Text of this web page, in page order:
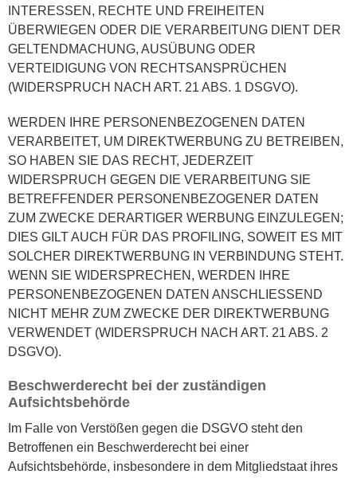
INTERESSEN, RECHTE UND FREIHEITEN
ÜBERWIEGEN ODER DIE VERARBEITUNG DIENT DER
GELTENDMACHUNG, AUSÜBUNG ODER
VERTEIDIGUNG VON RECHTSANSPRÜCHEN
(WIDERSPRUCH NACH ART. 21 ABS. 1 DSGVO).
WERDEN IHRE PERSONENBEZOGENEN DATEN
VERARBEITET, UM DIREKTWERBUNG ZU BETREIBEN,
SO HABEN SIE DAS RECHT, JEDERZEIT
WIDERSPRUCH GEGEN DIE VERARBEITUNG SIE
BETREFFENDER PERSONENBEZOGENER DATEN
ZUM ZWECKE DERARTIGER WERBUNG EINZULEGEN;
DIES GILT AUCH FÜR DAS PROFILING, SOWEIT ES MIT
SOLCHER DIREKTWERBUNG IN VERBINDUNG STEHT.
WENN SIE WIDERSPRECHEN, WERDEN IHRE
PERSONENBEZOGENEN DATEN ANSCHLIESSEND
NICHT MEHR ZUM ZWECKE DER DIREKTWERBUNG
VERWENDET (WIDERSPRUCH NACH ART. 21 ABS. 2
DSGVO).
Beschwerderecht bei der zuständigen
Aufsichtsbehörde
Im Falle von Verstößen gegen die DSGVO steht den
Betroffenen ein Beschwerderecht bei einer
Aufsichtsbehörde, insbesondere in dem Mitgliedstaat ihres